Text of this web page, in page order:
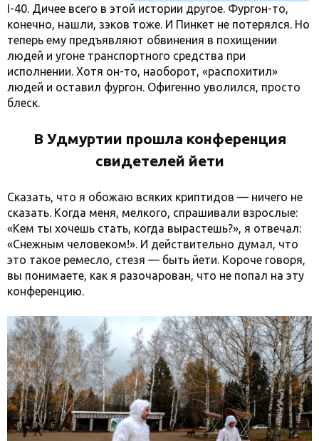
I-40. Дичее всего в этой истории другое. Фургон-то,
конечно, нашли, зэков тоже. И Пинкет не потерялся. Но
теперь ему предъявляют обвинения в похищении
людей и угоне транспортного средства при
исполнении. Хотя он-то, наоборот, «распохитил»
людей и оставил фургон. Офигенно уволился, просто
блеск.
В Удмуртии прошла конференция
свидетелей йети
Сказать, что я обожаю всяких криптидов — ничего не
сказать. Когда меня, мелкого, спрашивали взрослые:
«Кем ты хочешь стать, когда вырастешь?», я отвечал:
«Снежным человеком!». И действительно думал, что
это такое ремесло, стезя — быть йети. Короче говоря,
вы понимаете, как я разочарован, что не попал на эту
конференцию.